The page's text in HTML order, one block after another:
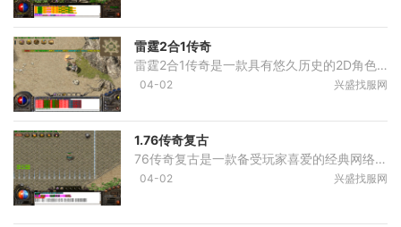
雷霆2合1传奇
雷霆2合1传奇是一款具有悠久历史的2D角色扮演游戏。作为传奇系列的新作，它集合了传奇游戏的经典玩法，并引入了更加丰富的内容和创新的设计。游戏采用了万人在线的模式，玩家可
04-02 兴盛找服网
1.76传奇复古
76传奇复古是一款备受玩家喜爱的经典网络游戏，该游戏在保留了传奇玩法的基础上，结合了一系列创新元素，给玩家们带来了全新的游戏体验。今天我们就来详细介绍一下76传奇复古的
04-02 兴盛找服网